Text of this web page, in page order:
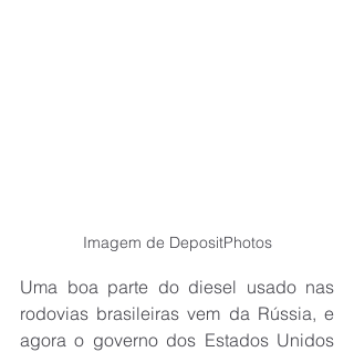
Imagem de DepositPhotos
Uma boa parte do diesel usado nas
rodovias brasileiras vem da Rússia, e
agora o governo dos Estados Unidos